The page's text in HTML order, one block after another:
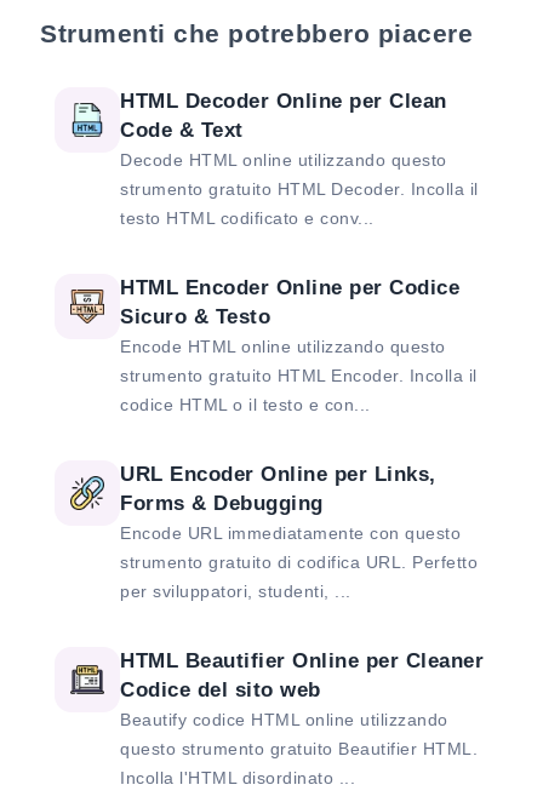
Strumenti che potrebbero piacere
HTML Decoder Online per Clean
Code & Text
Decode HTML online utilizzando questo
strumento gratuito HTML Decoder. Incolla il
testo HTML codificato e conv...
HTML Encoder Online per Codice
Sicuro & Testo
Encode HTML online utilizzando questo
strumento gratuito HTML Encoder. Incolla il
codice HTML o il testo e con...
URL Encoder Online per Links,
Forms & Debugging
Encode URL immediatamente con questo
strumento gratuito di codifica URL. Perfetto
per sviluppatori, studenti, ...
HTML Beautifier Online per Cleaner
Codice del sito web
Beautify codice HTML online utilizzando
questo strumento gratuito Beautifier HTML.
Incolla l'HTML disordinato ...